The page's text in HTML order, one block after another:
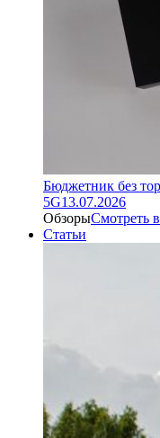
Бюджетник без
5G13.07.2026
ОбзорыСмотреть
Статьи